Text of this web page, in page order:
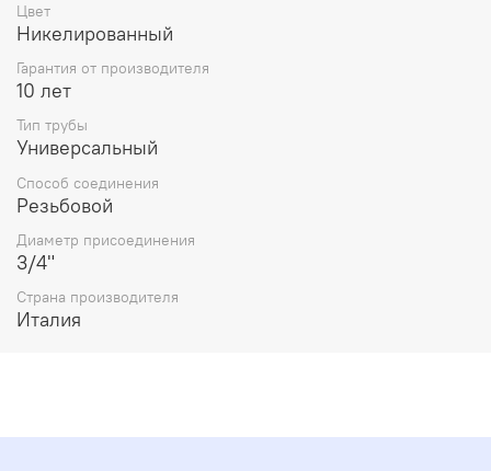
Цвет
Никелированный
Гарантия от производителя
10 лет
Тип трубы
Универсальный
Способ соединения
Резьбовой
Диаметр присоединения
3/4"
Страна производителя
Италия